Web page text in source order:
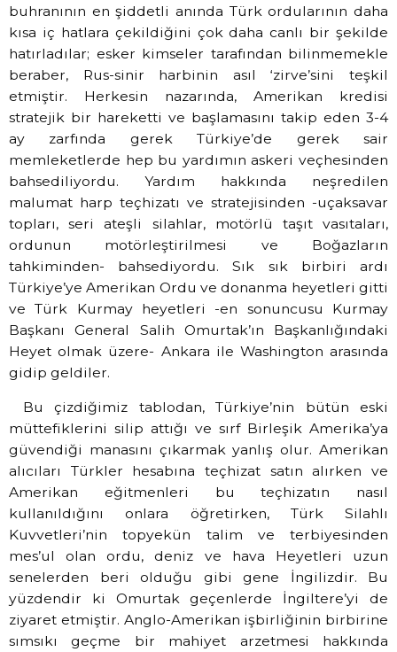
buhranının en şiddetli anında Türk ordularının daha
kısa iç hatlara çekildiğini çok daha canlı bir şekilde
hatırladılar; esker kimseler tarafından bilinmemekle
beraber, Rus-sinir harbinin asıl ‘zirve’sini teşkil
etmiştir. Herkesin nazarında, Amerikan kredisi
stratejik bir hareketti ve başlamasını takip eden 3-4
ay zarfında gerek Türkiye’de gerek sair
memleketlerde hep bu yardımın askeri veçhesinden
bahsediliyordu. Yardım hakkında neşredilen
malumat harp teçhizatı ve stratejisinden -uçaksavar
topları, seri ateşli silahlar, motörlü taşıt vasıtaları,
ordunun motörleştirilmesi ve Boğazların
tahkiminden- bahsediyordu. Sık sık birbiri ardı
Türkiye’ye Amerikan Ordu ve donanma heyetleri gitti
ve Türk Kurmay heyetleri -en sonuncusu Kurmay
Başkanı General Salih Omurtak’ın Başkanlığındaki
Heyet olmak üzere- Ankara ile Washington arasında
gidip geldiler.
Bu çizdiğimiz tablodan, Türkiye’nin bütün eski
müttefiklerini silip attığı ve sırf Birleşik Amerika’ya
güvendiği manasını çıkarmak yanlış olur. Amerikan
alıcıları Türkler hesabına teçhizat satın alırken ve
Amerikan eğitmenleri bu teçhizatın nasıl
kullanıldığını onlara öğretirken, Türk Silahlı
Kuvvetleri’nin topyekün talim ve terbiyesinden
mes’ul olan ordu, deniz ve hava Heyetleri uzun
senelerden beri olduğu gibi gene İngilizdir. Bu
yüzdendir ki Omurtak geçenlerde İngiltere’yi de
ziyaret etmiştir. Anglo-Amerikan işbirliğinin birbirine
sımsıkı geçme bir mahiyet arzetmesi hakkında